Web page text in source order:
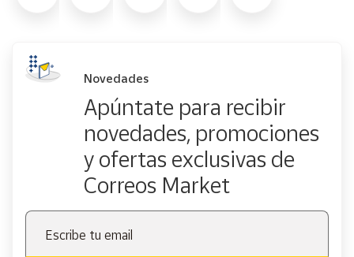
Novedades
Apúntate para recibir
novedades, promociones
y ofertas exclusivas de
Correos Market
Escribe tu email